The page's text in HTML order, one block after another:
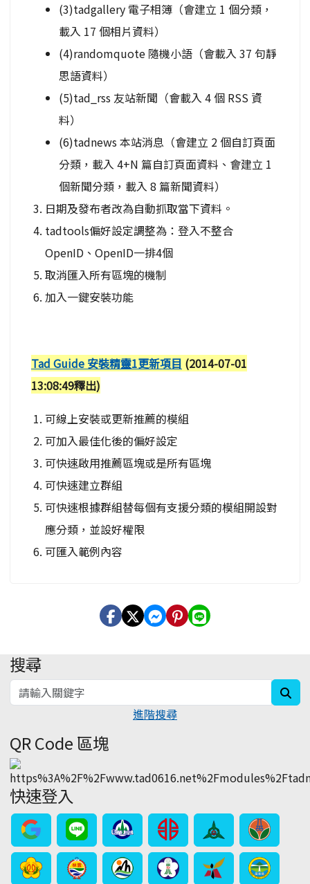
(3)tadgallery 電子相簿（會建立 1 個分類，
載入 17 個相片資料）
(4)randomquote 隨機小語（會載入 37 句靜
思語資料）
(5)tad_rss 友站新聞（會載入 4 個 RSS 資
料）
(6)tadnews 本站消息（會建立 2 個自訂頁面
分類，載入 4+N 篇自訂頁面資料、會建立 1
個新聞分類，載入 8 篇新聞資料）
日期及發布者改為自動抓取當下資料。
tadtools偏好設定調整為：登入不整合
OpenID、OpenID一排4個
取消匯入所有區塊的機制
加入一鍵安裝功能
Tad Guide 安裝精靈1更新項目 (2014-07-01
13:08:49釋出)
可線上安裝或更新推薦的模組
可加入最佳化後的偏好設定
可快速啟用推薦區塊或是所有區塊
可快速建立群組
可快速根據群組替每個有支援分類的模組開設對
應分類，並設好權限
可匯入範例內容
:::
搜尋
進階搜尋
QR Code 區塊
快速登入